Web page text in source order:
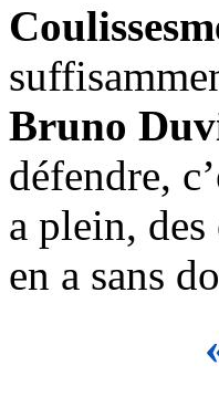
Bruno
défendre,
a plein,
en a sans